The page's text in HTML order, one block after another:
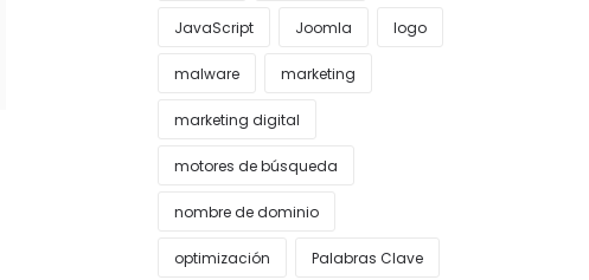
JavaScript Joomla logo
malware marketing
marketing digital
motores de búsqueda
nombre de dominio
optimización Palabras Clave